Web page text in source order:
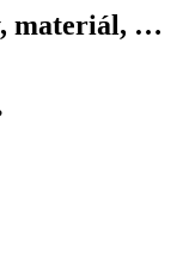
materiál, …